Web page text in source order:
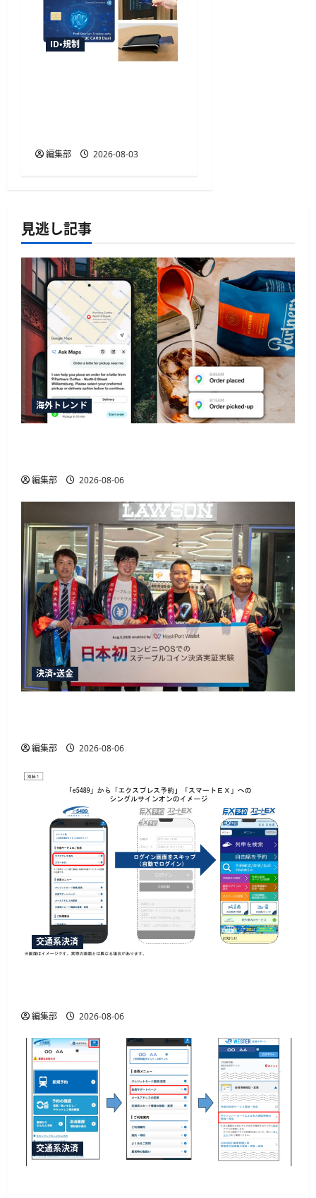
ID・規制
編集部 2026-08-03
見逃し記事
海外トレンド
編集部 2026-08-06
決済・送金
編集部 2026-08-06
交通系決済
編集部 2026-08-06
交通系決済